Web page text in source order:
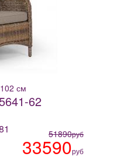
см
62
51890руб
33590руб